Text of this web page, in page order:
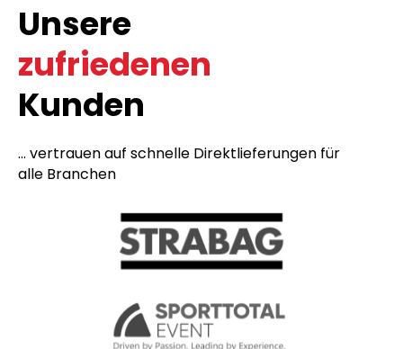
Unsere
zufriedenen
Kunden
... vertrauen auf schnelle Direktlieferungen für
alle Branchen